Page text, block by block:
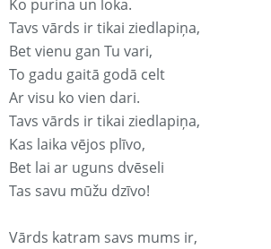
Ko purina un loka.
Tavs vārds ir tikai ziedlapiņa,
Bet vienu gan Tu vari,
To gadu gaitā godā celt
Ar visu ko vien dari.
Tavs vārds ir tikai ziedlapiņa,
Kas laika vējos plīvo,
Bet lai ar uguns dvēseli
Tas savu mūžu dzīvo!
Vārds katram savs mums ir,